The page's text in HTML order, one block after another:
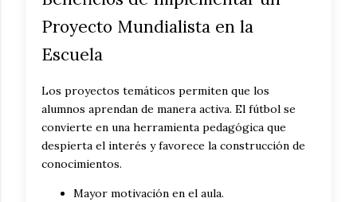
Proyecto Mundialista en la
Escuela
Los proyectos temáticos permiten que los
alumnos aprendan de manera activa. El fútbol se
convierte en una herramienta pedagógica que
despierta el interés y favorece la construcción de
conocimientos.
Mayor motivación en el aula.